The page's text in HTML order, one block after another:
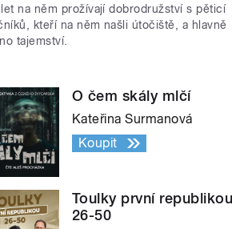
na něm prožívají dobrodružství s pěticí
kteří na něm našli útočiště, a hlavně
tajemství.
O čem skály mlčí
Kateřina Surmanová
Koupit
Toulky první republikou
26-50